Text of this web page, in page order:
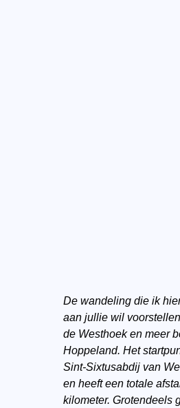
De wandeling die ik
aan jullie wil voorstellen
de Westhoek en meer
Hoppeland. Het
Sint-Sixtusabdij van
en heeft een totale
kilometer. Grotendeels